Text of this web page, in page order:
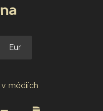
Eur
v médiích